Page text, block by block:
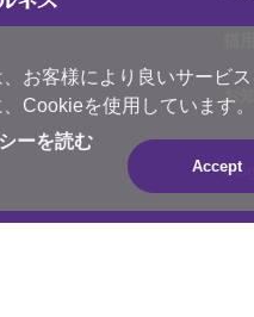
お客様により良いサービ
Cookieを使用しています。
ーを読む
Accept
お
Blog